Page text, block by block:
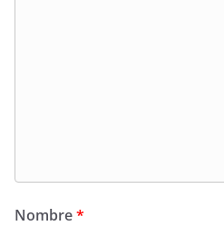
Nombre*